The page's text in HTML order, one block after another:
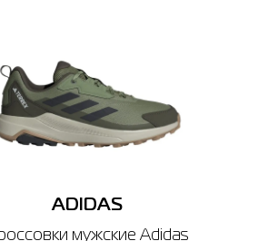
ADIDAS
мужские Adidas